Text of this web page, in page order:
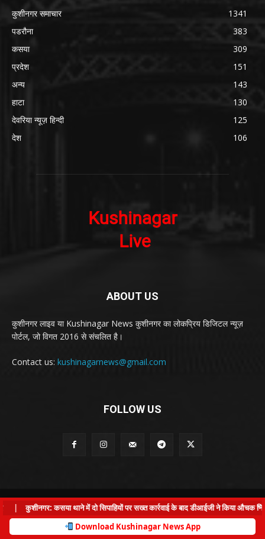
कुशीनगर समाचार
1341
पडरौना
383
कसया
309
प्रदेश
151
अन्य
143
हाटा
130
देवरिया न्यूज़ हिन्दी
125
देश
106
ABOUT US
कुशीनगर लाइव या Kushinagar News कुशीनगर का लोकप्रिय डिजिटल न्यूज़
पोर्टल, जो विगत 2016 से संचलित है।
Contact us: kushinagarnews@gmail.com
FOLLOW US
© Kushinagar Live - 2022
Home About us Privacy Policy Contact us
×
कुशीनगर: कसया थाने में दो सिपाहियों पर सख्त कार्रवाई के बाद डीआईजी ने किया औचक
Download Kushinagar News App